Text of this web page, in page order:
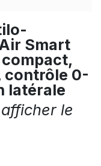
Smart
contrôle 0-
latérale
le